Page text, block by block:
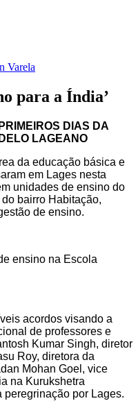
Varela
para a Índia’
DIAS DA
LAGEANO
da educação básica e
em Lages nesta
unidades de ensino do
bairro Habitação,
de ensino.
ensino na Escola
acordos visando a
de professores e
Kumar Singh, diretor
Roy, diretora da
Mohan Goel, vice
na Kurukshetra
peregrinação por Lages.